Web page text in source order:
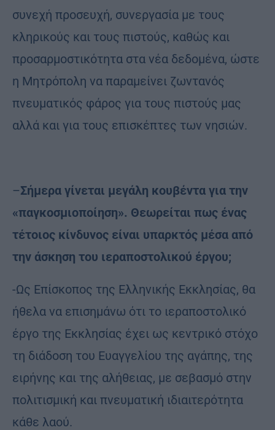
συνεχή προσευχή, συνεργασία με τους
κληρικούς και τους πιστούς, καθώς και
προσαρμοστικότητα στα νέα δεδομένα, ώστε
η Μητρόπολη να παραμείνει ζωντανός
πνευματικός φάρος για τους πιστούς μας
αλλά και για τους επισκέπτες των νησιών.
–Σήμερα γίνεται μεγάλη κουβέντα για την
«παγκοσμιοποίηση». Θεωρείται πως ένας
τέτοιος κίνδυνος είναι υπαρκτός μέσα από
την άσκηση του ιεραποστολικού έργου;
-Ως Επίσκοπος της Ελληνικής Εκκλησίας, θα
ήθελα να επισημάνω ότι το ιεραποστολικό
έργο της Εκκλησίας έχει ως κεντρικό στόχο
τη διάδοση του Ευαγγελίου της αγάπης, της
ειρήνης και της αλήθειας, με σεβασμό στην
πολιτισμική και πνευματική ιδιαιτερότητα
κάθε λαού.